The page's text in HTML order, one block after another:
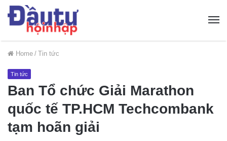
Home / Tin tức
Tin tức
Ban Tổ chức Giải Marathon
quốc tế TP.HCM Techcombank
tạm hoãn giải